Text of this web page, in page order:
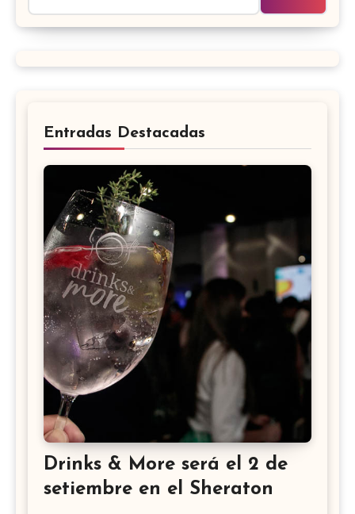
Entradas Destacadas
Drinks & More será el 2 de
setiembre en el Sheraton